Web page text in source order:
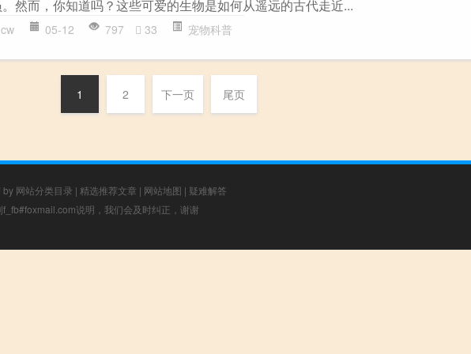
然而，你知道吗？这些可爱的生物是如何从遥远的古代走近...
cw 05-12 797 33 宠物科普
1 2 下一页 尾页
by 网站分类目录 | 精选推荐文章 | 网站地图 | 疑难解答
说明，我们会及时纠正，谢谢